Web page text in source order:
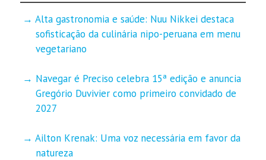
Alta gastronomia e saúde: Nuu Nikkei destaca
sofisticação da culinária nipo-peruana em menu
vegetariano
Navegar é Preciso celebra 15ª edição e anuncia
Gregório Duvivier como primeiro convidado de
2027
Ailton Krenak: Uma voz necessária em favor da
natureza